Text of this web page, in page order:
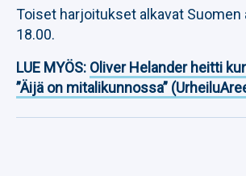
Toiset harjoitukset alkavat Suomen
18.00.
LUE MYÖS: Oliver Helander heitti
”Äijä on mitalikunnossa”